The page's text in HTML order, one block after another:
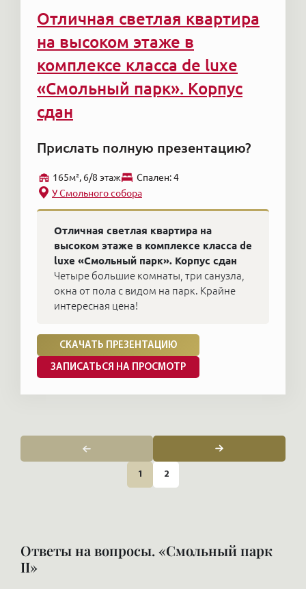
Отличная светлая квартира
на высоком этаже в
комплексе класса de luxe
«Смольный парк». Корпус
сдан
Прислать полную презентацию?
165м², 6/8 этаж
Cпален: 4
У Смольного собора
Отличная светлая квартира на
высоком этаже в комплексе класса de
luxe «Смольный парк». Корпус сдан
Четыре большие комнаты, три санузла,
окна от пола с видом на парк. Крайне
интересная цена!
СКАЧАТЬ ПРЕЗЕНТАЦИЮ
ЗАПИСАТЬСЯ НА ПРОСМОТР
1 2
Ответы на вопросы. «Смольный парк
II»